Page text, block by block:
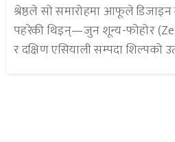
श्रेष्ठले सो समारोहमा आफूले डिजाइन
पहरेकी थिइन्—जुन शून्य-फोहोर
र दक्षिण एसियाली सम्पदा शिल्पको